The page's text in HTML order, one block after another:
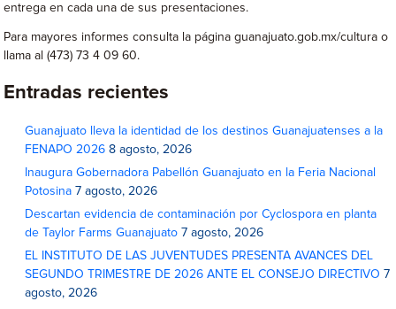
entrega en cada una de sus presentaciones.
Para mayores informes consulta la página guanajuato.gob.mx/cultura o
llama al (473) 73 4 09 60.
Entradas recientes
Guanajuato lleva la identidad de los destinos Guanajuatenses a la
FENAPO 2026 8 agosto, 2026
Inaugura Gobernadora Pabellón Guanajuato en la Feria Nacional
Potosina 7 agosto, 2026
Descartan evidencia de contaminación por Cyclospora en planta
de Taylor Farms Guanajuato 7 agosto, 2026
EL INSTITUTO DE LAS JUVENTUDES PRESENTA AVANCES DEL
SEGUNDO TRIMESTRE DE 2026 ANTE EL CONSEJO DIRECTIVO 7
agosto, 2026